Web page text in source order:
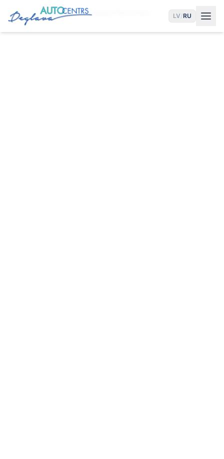
LV/RU
Главная Услуги Установка ГБО в Риге